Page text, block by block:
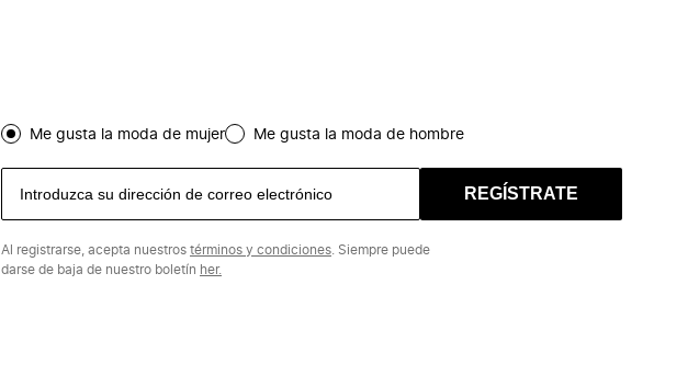
Me gusta la moda de mujer Me gusta la moda de hombre
REGÍSTRATE
Al registrarse, acepta nuestros términos y condiciones . Siempre puede
darse de baja de nuestro boletín her.